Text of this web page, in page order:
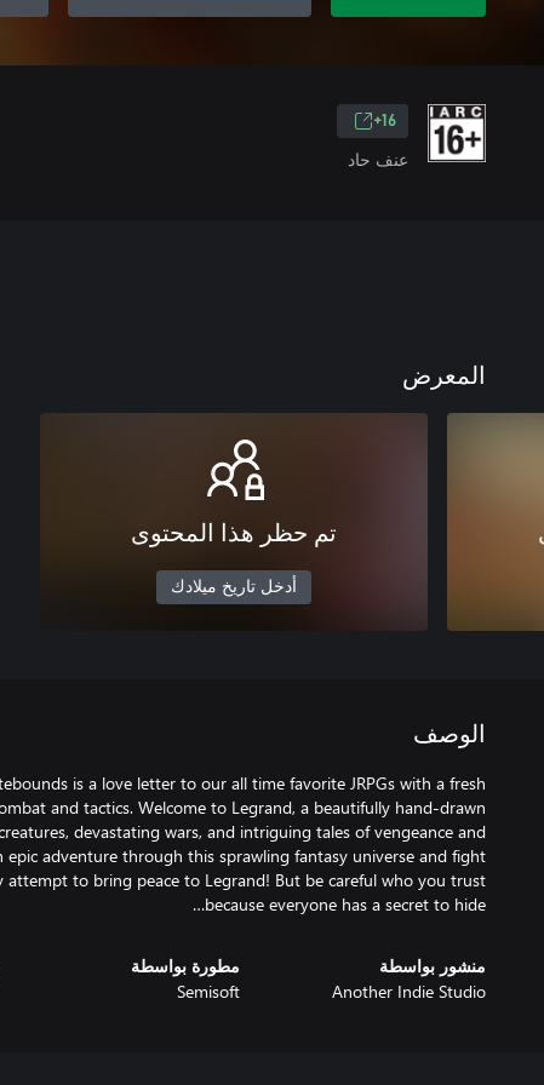
16+
عنف حاد
المعرض
تم حظر هذا المحتوى
أدخل تاريخ ميلادك
الوصف
is a love letter to our all time favorite JRPGs with a fresh
and tactics. Welcome to Legrand, a beautifully hand-drawn
devastating wars, and intriguing tales of vengeance and
epic adventure through this sprawling fantasy universe and fight
attempt to bring peace to Legrand! But be careful who you trust
because everyone has a secret to hide…
منشور بواسطة
Another Indie Studio
مطورة بواسطة
Semisoft